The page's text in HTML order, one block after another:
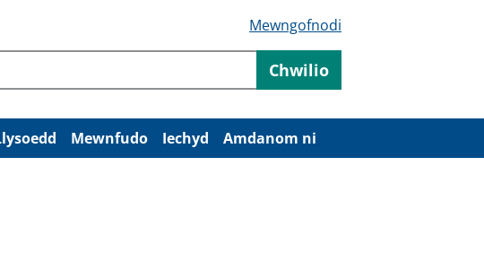
Mewngofnodi
Chwilio
Mewnfudo Iechyd Amdanom ni